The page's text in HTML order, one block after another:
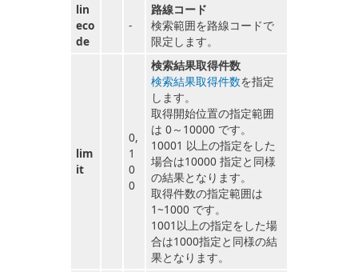
lin
eco
de
-
路線コード
検索範囲を路線コードで
限定します。
lim
it
0,
1
0
0
検索結果取得件数
検索結果取得件数を指定
します。
取得開始位置の指定範囲
は 0～10000 です。
10001 以上の指定をした
場合は10000 指定と同様
の結果となります。
取得件数の指定範囲は
1~1000 です。
1001以上の指定をした場
合は1000指定と同様の結
果となります。